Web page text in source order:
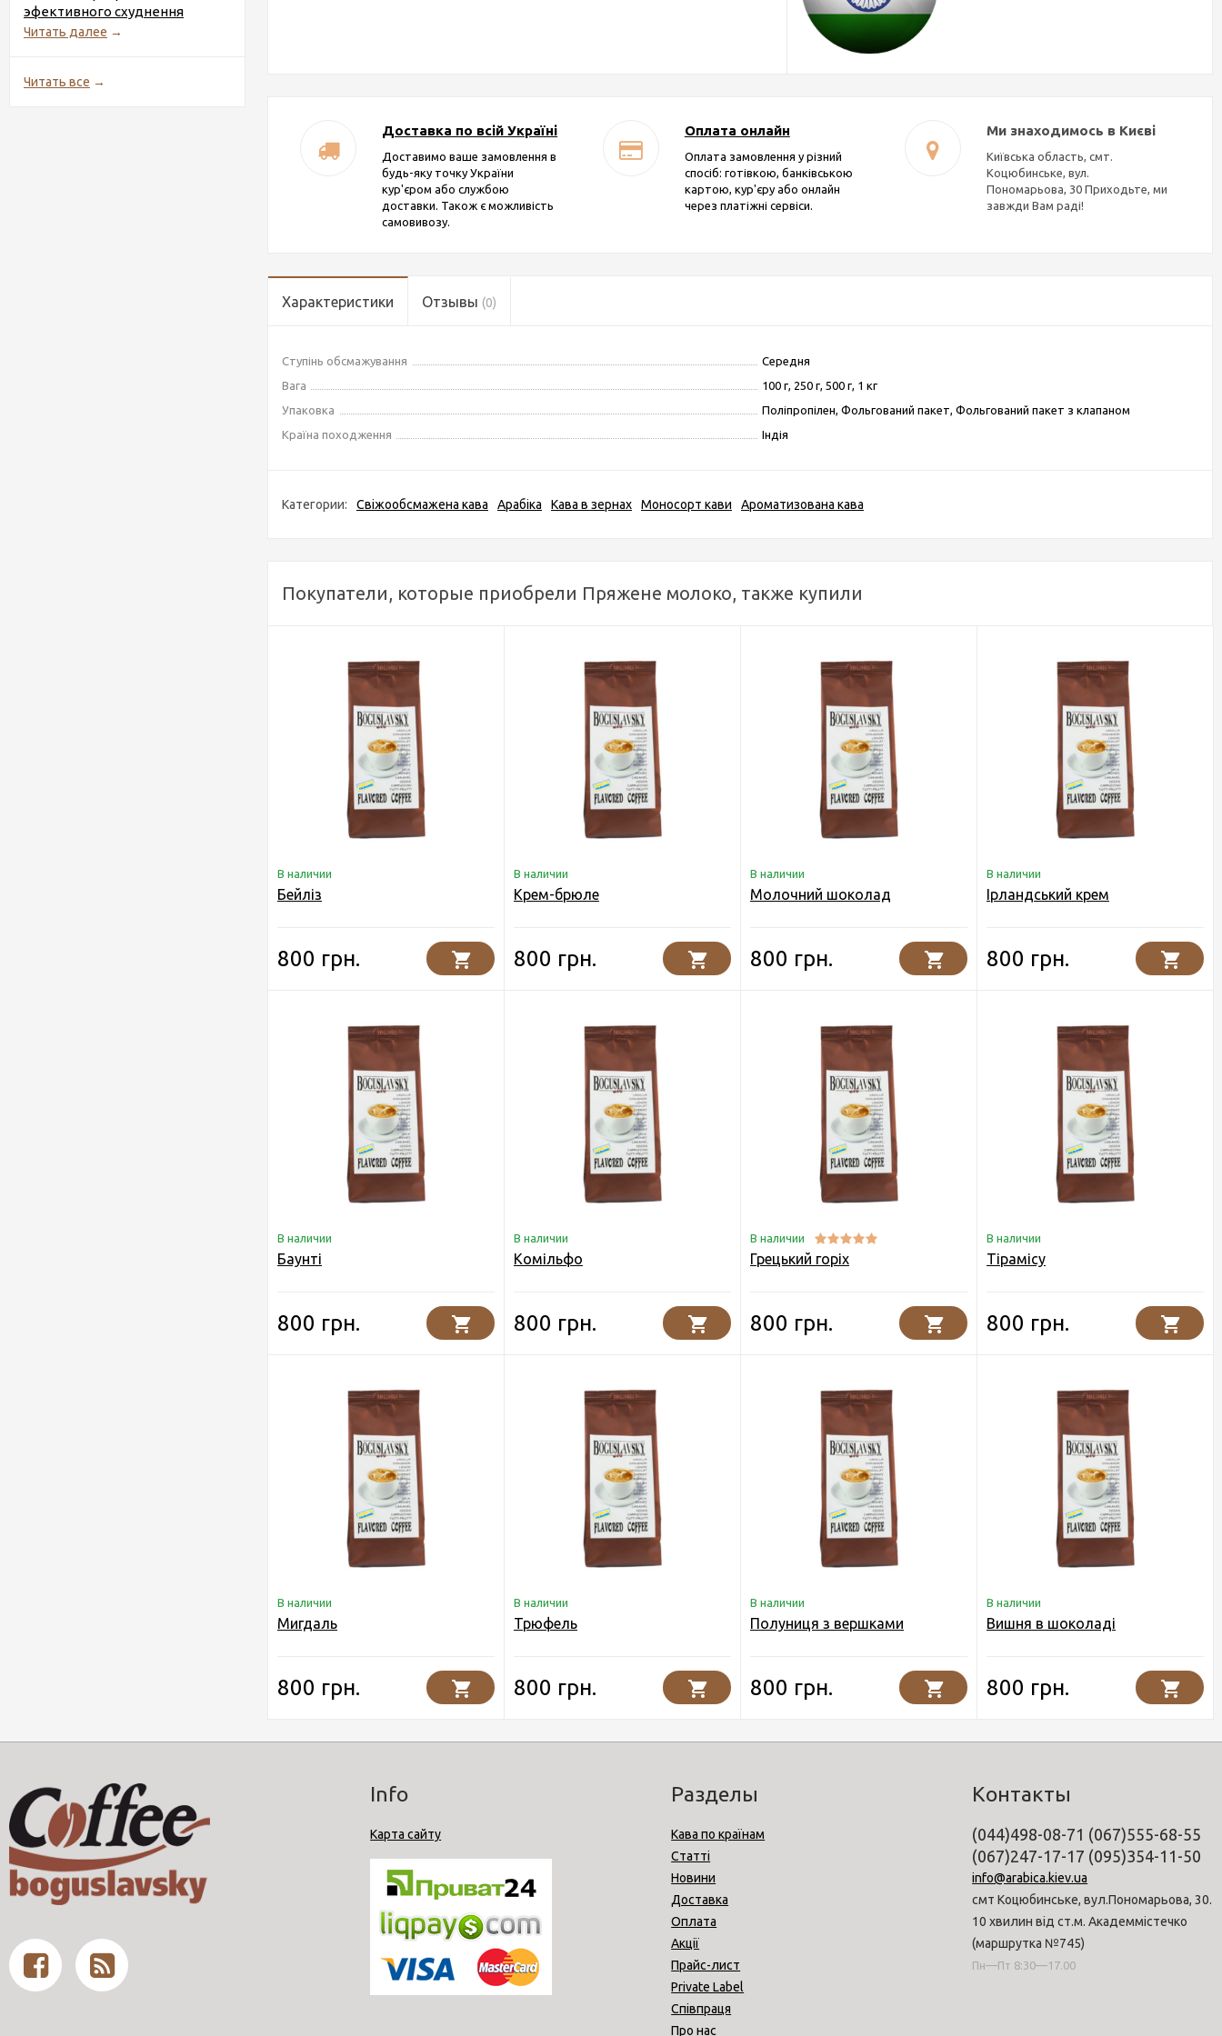
эфективного схуднення
Читать далее →
Читать все →
Доставка по всій Україні
Доставимо ваше замовлення в
будь-яку точку України
кур'єром або службою
доставки. Також є можливість
самовивозу.
Оплата онлайн
Оплата замовлення у різний
спосіб: готівкою, банківською
картою, кур'єру або онлайн
через платіжні сервіси.
Ми знаходимось в Києві
Київська область, смт.
Коцюбинське, вул.
Пономарьова, 30 Приходьте, ми
завжди Вам раді!
Характеристики Отзывы (0)
Ступінь обсмажування
Середня
Вага
100 г, 250 г, 500 г, 1 кг
Упаковка
Поліпропілен, Фольгований пакет, Фольгований пакет з клапаном
Країна походження
Індія
Категории: Свіжообсмажена кава Арабіка Кава в зернах Моносорт кави Ароматизована кава
Покупатели, которые приобрели Пряжене молоко, также купили
В наличии
Бейліз
800 грн.
В наличии
Крем-брюле
800 грн.
В наличии
Молочний шоколад
800 грн.
В наличии
Ірландський крем
800 грн.
В наличии
Баунті
800 грн.
В наличии
Комільфо
800 грн.
В наличии
Грецький горіх
800 грн.
В наличии
Тірамісу
800 грн.
В наличии
Мигдаль
800 грн.
В наличии
Трюфель
800 грн.
В наличии
Полуниця з вершками
800 грн.
В наличии
Вишня в шоколаді
800 грн.
Info
Карта сайту
Разделы
Кава по країнам
Статті
Новини
Доставка
Оплата
Акції
Прайс-лист
Private Label
Співпраця
Про нас
Контакты
(044)498-08-71 (067)555-68-55
(067)247-17-17 (095)354-11-50
info@arabica.kiev.ua
смт Коцюбинське, вул.Пономарьова, 30.
10 хвилин від ст.м. Академмістечко
(маршрутка №745)
Пн—Пт 8:30—17.00